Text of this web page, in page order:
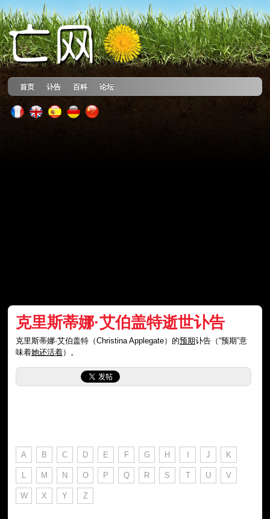
首页 讣告 百科 论坛
克里斯蒂娜·艾伯盖特逝世讣告
克里斯蒂娜·艾伯盖特（Christina Applegate）的预期讣告（“预期”意
味着她还活着）。
A B C D E F G H I J K
L M N O P Q R S T U V
W X Y Z